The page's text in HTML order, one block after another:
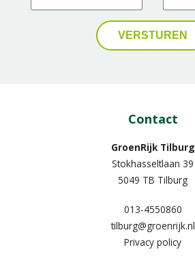
Contact
GroenRijk Tilburg
Stokhasseltlaan 39
5049 TB Tilburg
013-4550860
tilburg@groenrijk.nl
Privacy policy